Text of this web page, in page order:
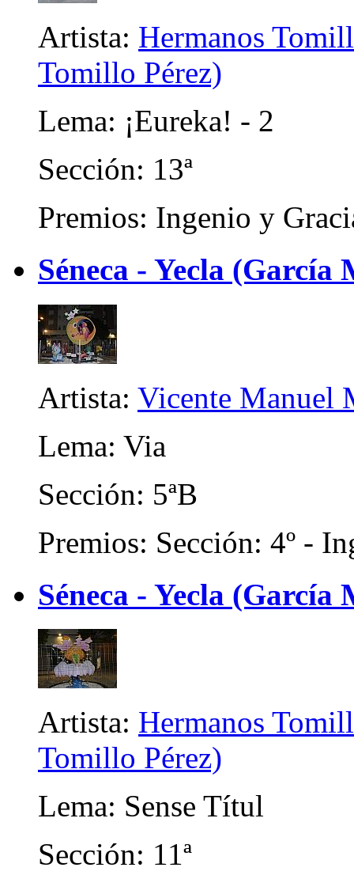
Artista: Hermanos
Tomillo Pérez)
Lema: ¡Eureka! - 2
Sección: 13ª
Premios: Ingenio y
Séneca - Yecla (García
Artista: Vicente Manuel
Lema: Via
Sección: 5ªB
Premios: Sección: 4º -
Séneca - Yecla
Artista: Hermanos
Tomillo Pérez)
Lema: Sense Títul
Sección: 11ª